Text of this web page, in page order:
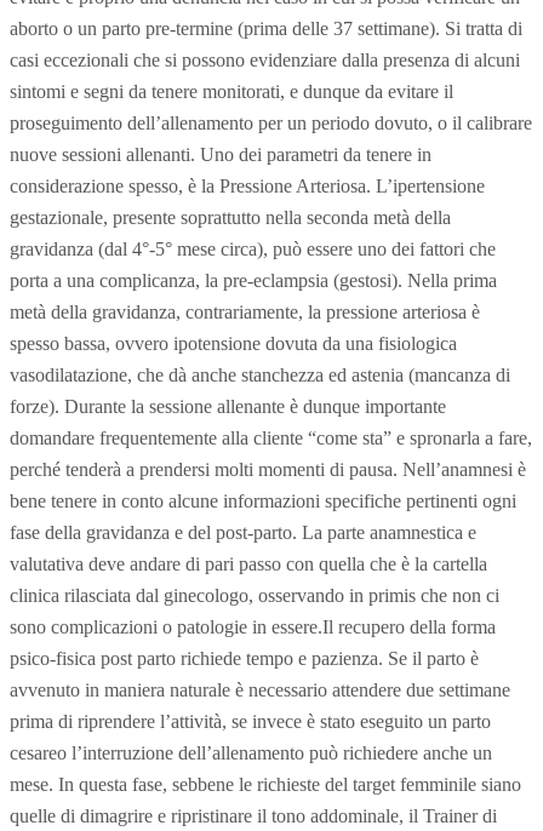
aborto o un parto pre-termine (prima delle 37 settimane). Si tratta di
casi eccezionali che si possono evidenziare dalla presenza di alcuni
sintomi e segni da tenere monitorati, e dunque da evitare il
proseguimento dell’allenamento per un periodo dovuto, o il calibrare
nuove sessioni allenanti. Uno dei parametri da tenere in
considerazione spesso, è la Pressione Arteriosa. L’ipertensione
gestazionale, presente soprattutto nella seconda metà della
gravidanza (dal 4°-5° mese circa), può essere uno dei fattori che
porta a una complicanza, la pre-eclampsia (gestosi). Nella prima
metà della gravidanza, contrariamente, la pressione arteriosa è
spesso bassa, ovvero ipotensione dovuta da una fisiologica
vasodilatazione, che dà anche stanchezza ed astenia (mancanza di
forze). Durante la sessione allenante è dunque importante
domandare frequentemente alla cliente “come sta” e spronarla a fare,
perché tenderà a prendersi molti momenti di pausa. Nell’anamnesi è
bene tenere in conto alcune informazioni specifiche pertinenti ogni
fase della gravidanza e del post-parto. La parte anamnestica e
valutativa deve andare di pari passo con quella che è la cartella
clinica rilasciata dal ginecologo, osservando in primis che non ci
sono complicazioni o patologie in essere.Il recupero della forma
psico-fisica post parto richiede tempo e pazienza. Se il parto è
avvenuto in maniera naturale è necessario attendere due settimane
prima di riprendere l’attività, se invece è stato eseguito un parto
cesareo l’interruzione dell’allenamento può richiedere anche un
mese. In questa fase, sebbene le richieste del target femminile siano
quelle di dimagrire e ripristinare il tono addominale, il Trainer di